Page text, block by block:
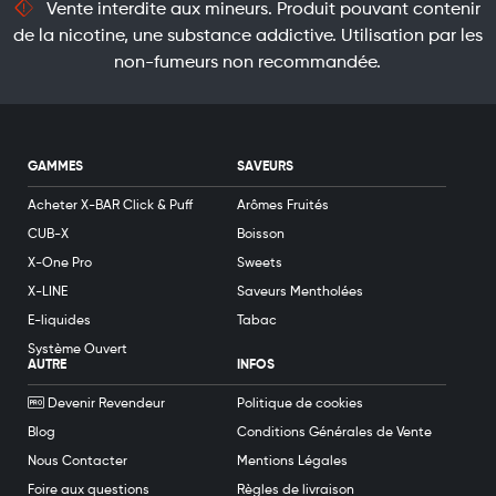
Vente interdite aux mineurs. Produit pouvant contenir
de la nicotine, une substance addictive. Utilisation par les
non-fumeurs non recommandée.
GAMMES
Acheter X-BAR Click & Puff
CUB-X
X-One Pro
X-LINE
E-liquides
Système Ouvert
SAVEURS
Arômes Fruités
Boisson
Sweets
Saveurs Mentholées
Tabac
AUTRE
Devenir Revendeur
Blog
Nous Contacter
Foire aux questions
INFOS
Politique de cookies
Conditions Générales de Vente
Mentions Légales
Règles de livraison